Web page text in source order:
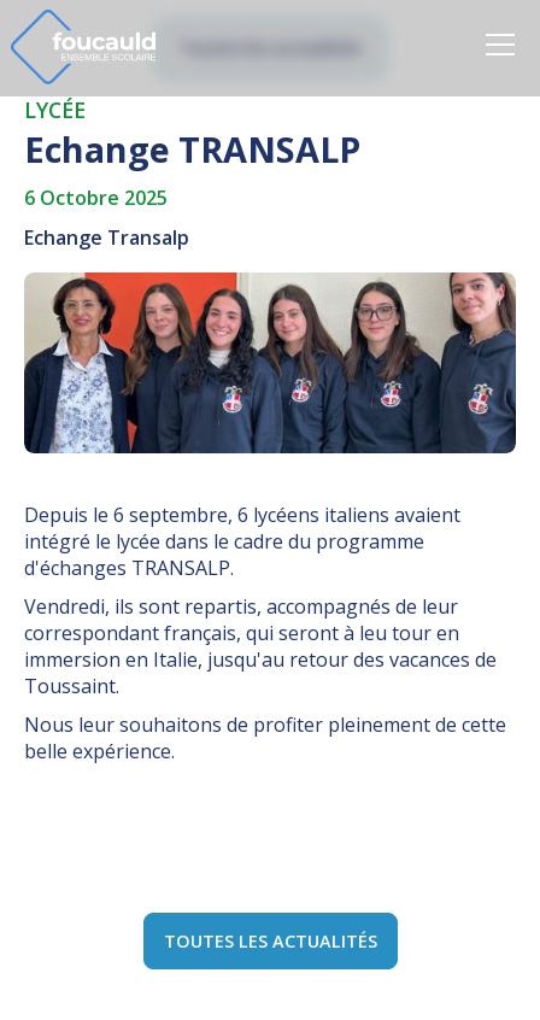
LYCÉE
Echange TRANSALP
6 Octobre 2025
Echange Transalp
Depuis le 6 septembre, 6 lycéens italiens avaient
intégré le lycée dans le cadre du programme
d'échanges TRANSALP.
Vendredi, ils sont repartis, accompagnés de leur
correspondant français, qui seront à leu tour en
immersion en Italie, jusqu'au retour des vacances de
Toussaint.
Nous leur souhaitons de profiter pleinement de cette
belle expérience.
TOUTES LES ACTUALITÉS